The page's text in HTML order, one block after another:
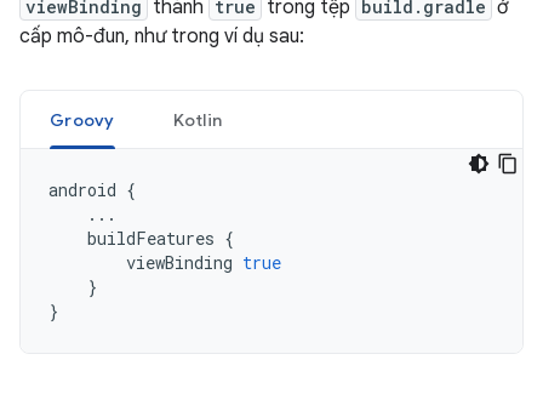
viewBinding thành true trong tệp build.gradle ở
cấp mô-đun, như trong ví dụ sau:
Groovy Kotlin
android {
...
buildFeatures {
viewBinding true
}
}